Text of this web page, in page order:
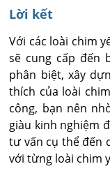
Lời kết
Với các loài chim
sẽ cung cấp đến
phân biệt, xây
thích của loài
công, bạn nên
giàu kinh nghiệm
tư vấn cụ thể đến
với từng loài chim